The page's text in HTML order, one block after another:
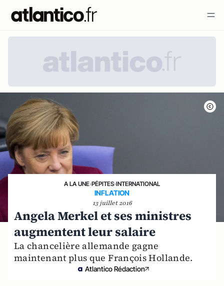
A LA UNE›PÉPITES›INTERNATIONAL
INFLATION
13 juillet 2016
Angela Merkel et ses ministres
augmentent leur salaire
La chancelière allemande gagne
maintenant plus que François Hollande.
Atlantico Rédaction